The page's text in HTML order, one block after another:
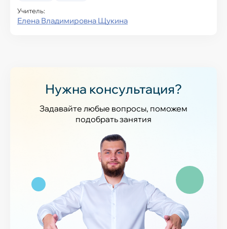
Учитель:
Елена Владимировна Щукина
Нужна консультация?
Задавайте любые вопросы, поможем
подобрать занятия